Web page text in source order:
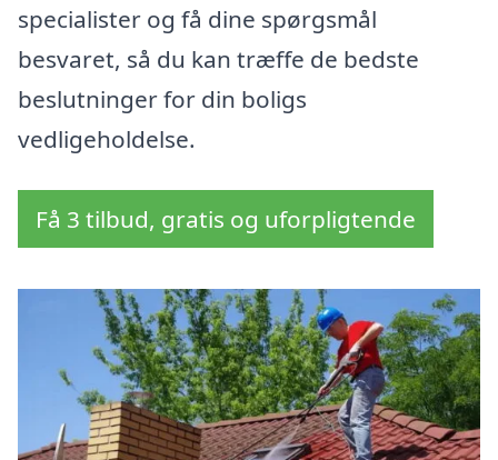
specialister og få dine spørgsmål
besvaret, så du kan træffe de bedste
beslutninger for din boligs
vedligeholdelse.
Få 3 tilbud, gratis og uforpligtende